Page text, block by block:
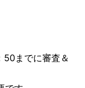
50までに審査＆